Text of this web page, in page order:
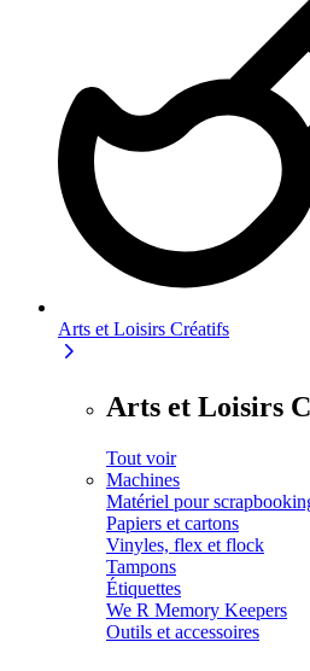
Arts et Loisirs Créatifs
Arts et Loisirs
Tout voir
Machines
Matériel pour
Papiers et cartons
Vinyles, flex et flock
Tampons
Étiquettes
We R Memory Keepers
Outils et accessoires